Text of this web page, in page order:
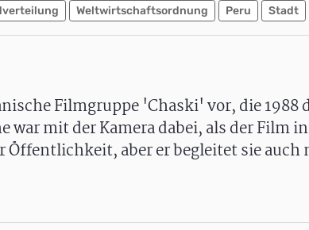
Weltwirtschaftsordnung Peru Stadt
Filmgruppe 'Chaski' vor, die 1988
mit der Kamera dabei, als der Film
aber er begleitet sie auch